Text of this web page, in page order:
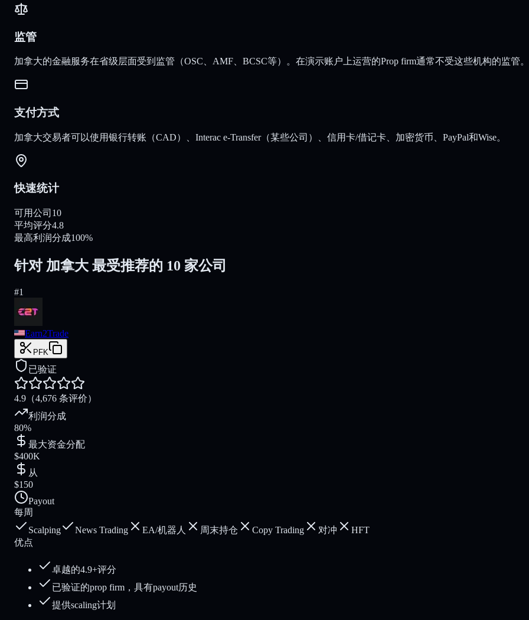
监管
加拿大的金融服务在省级层面受到监管（OSC、AMF、BCSC等）。在演示账户上运营的Prop firm通常不受这些机构的监管
支付方式
加拿大交易者可以使用银行转账（CAD）、Interac e-Transfer（某些公司）、信用卡/借记卡、加密货币、PayPal和Wise。
快速统计
可用公司 10
平均评分4.8
最高利润分成100%
针对 加拿大 最受推荐的 10 家公司
#1
Earn2Trade
PFK
已验证
4.9 （4,676 条评价）
利润分成
80%
最大资金分配
$400K
从
$150
Payout
每周
Scalping
News Trading EA/机器人 周末持仓 Copy Trading 对冲
HFT
优点
卓越的4.9+评分
已验证的prop firm，具有payout历史
提供scaling计划